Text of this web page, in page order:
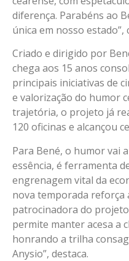
diferença. Parabéns ao
única em nosso estado”,
Criado e dirigido por
chega aos 15 anos
principais iniciativas de
e valorização do humor
trajetória, o projeto já
120 oficinas e alcançou
Para Bené, o humor vai
essência, é ferramenta
engrenagem vital da
nova temporada reforça
patrocinadora do
permite manter acesa a
honrando a trilha
Anysio”, destaca.